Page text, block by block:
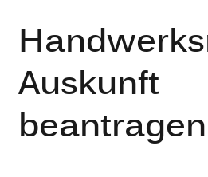
Auskunft
beantragen